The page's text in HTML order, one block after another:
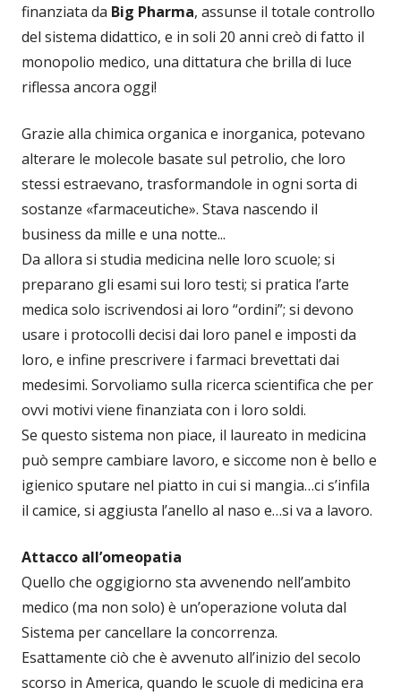
finanziata da Big Pharma, assunse il totale controllo
del sistema didattico, e in soli 20 anni creò di fatto il
monopolio medico, una dittatura che brilla di luce
riflessa ancora oggi!
Grazie alla chimica organica e inorganica, potevano
alterare le molecole basate sul petrolio, che loro
stessi estraevano, trasformandole in ogni sorta di
sostanze «farmaceutiche». Stava nascendo il
business da mille e una notte...
Da allora si studia medicina nelle loro scuole; si
preparano gli esami sui loro testi; si pratica l’arte
medica solo iscrivendosi ai loro “ordini”; si devono
usare i protocolli decisi dai loro panel e imposti da
loro, e infine prescrivere i farmaci brevettati dai
medesimi. Sorvoliamo sulla ricerca scientifica che per
ovvi motivi viene finanziata con i loro soldi.
Se questo sistema non piace, il laureato in medicina
può sempre cambiare lavoro, e siccome non è bello e
igienico sputare nel piatto in cui si mangia…ci s’infila
il camice, si aggiusta l’anello al naso e…si va a lavoro.
Attacco all’omeopatia
Quello che oggigiorno sta avvenendo nell’ambito
medico (ma non solo) è un’operazione voluta dal
Sistema per cancellare la concorrenza.
Esattamente ciò che è avvenuto all’inizio del secolo
scorso in America, quando le scuole di medicina era